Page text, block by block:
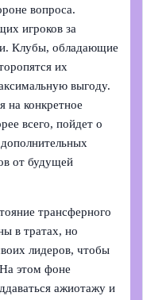
вопроса.
игроков за
Клубы, обладающие
их
выгоду.
на конкретное
всего, пойдет о
от будущей
трансферного
в тратах, но
лидеров, чтобы
этом фоне
ажиотажу и